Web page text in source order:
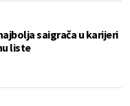
saigrača u karijeri
liste